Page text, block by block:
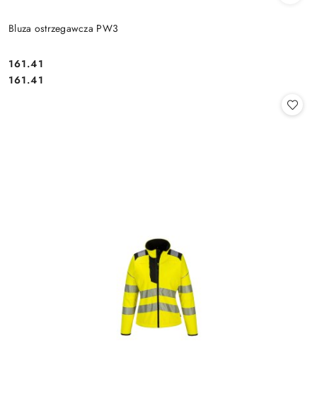
Bluza ostrzegawcza PW3
Cena:
161.41
Cena:
161.41